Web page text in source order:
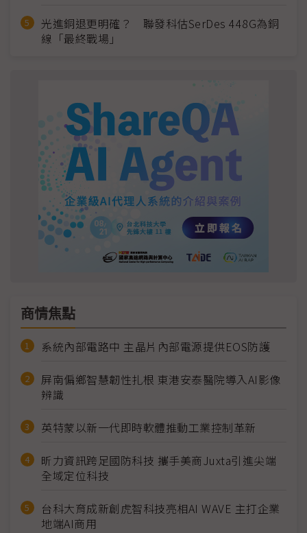
光進銅退更明確？ 聯發科估SerDes 448G為銅
線「最終戰場」
商情焦點
系統內部電路中 主晶片內部電源提供EOS防護
屏南偏鄉智慧韌性扎根 東港安泰醫院導入AI影像
辨識
英特蒙以新一代即時軟體推動工業控制革新
昕力資訊跨足國防科技 攜手美商Juxta引進尖端
全域定位科技
台科大育成新創虎智科技亮相AI WAVE 主打企業
地端AI商用